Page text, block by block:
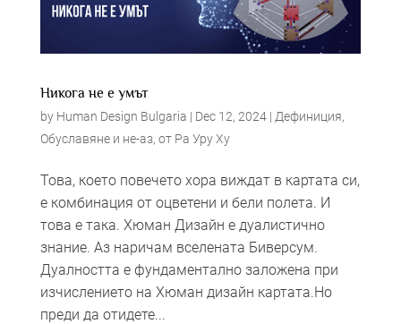
Никога не е умът
by Human Design Bulgaria | Dec 12, 2024| Дефиниция,
Обуславяне и не-аз, от Ра Уру Ху
Това, което повечето хора виждат в картата си,
е комбинация от оцветени и бели полета. И
това е така. Хюман Дизайн е дуалистично
знание. Аз наричам вселената Биверсум.
Дуалността е фундаментално заложена при
изчислението на Хюман дизайн картата.Но
преди да отидете...